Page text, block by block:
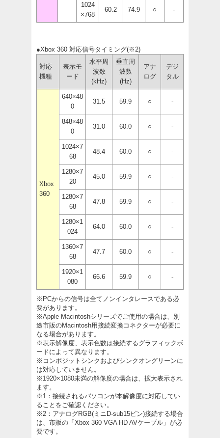
1024
×768
60.2 74.9 ○ -
●Xbox 360 対応信号タイミング(※2)
対応
機種
表示モ
ード
水平周
波数
(kHz)
垂直周
波数
(Hz)
アナ
ログ
デジ
タル
Xbox
360
640×48
0
31.5 59.9 ○ -
848×48
0
31.0 60.0 ○ -
1024×7
68
48.4 60.0 ○ -
1280×7
20
45.0 59.9 ○ -
1280×7
68
47.8 59.9 ○ -
1280×1
024
64.0 60.0 ○ -
1360×7
68
47.7 60.0 ○ -
1920×1
080
66.6 59.9 ○ -
※PCからの信号は全てノンインタレースである必
要があります。
※Apple Macintoshシリーズでご使用の場合は、別
途市販のMacintosh用接続変換コネクターが必要に
なる場合があります。
※表示解像度、表示色数は接続するグラフィックボ
ードによって異なります。
※コンポジットシンクおよびシンクオングリーンに
は対応していません。
※1920×1080未満の解像度の場合は、拡大表示され
ます。
※1：接続されるパソコンが本解像度に対応してい
ることをご確認ください。
※2：アナログRGB(ミニD-sub15ピン)接続する場合
は、市販の「Xbox 360 VGA HD AVケーブル」が必
要です。